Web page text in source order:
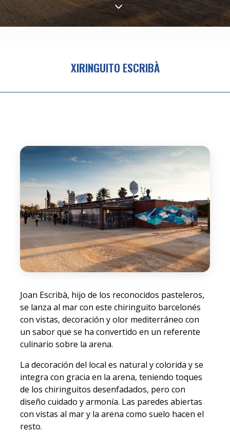
XIRINGUITO ESCRIBÀ
Joan Escribà, hijo de los reconocidos pasteleros,
se lanza al mar con este chiringuito barcelonés
con vistas, decoración y olor mediterráneo con
un sabor que se ha convertido en un referente
culinario sobre la arena.
La decoración del local es natural y colorida y se
integra con gracia en la arena, teniendo toques
de los chiringuitos desenfadados, pero con
diseño cuidado y armonía. Las paredes abiertas
con vistas al mar y la arena como suelo hacen el
resto.